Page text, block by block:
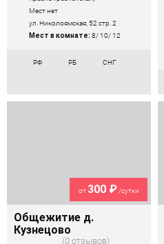
Мест нет
ул. Николоямская, 52 стр. 2
Мест в комнате: 8/ 10/ 12
РФ РБ СНГ
от 300 ₽/сутки
Общежитие д.
Кузнецово
0 отзывов